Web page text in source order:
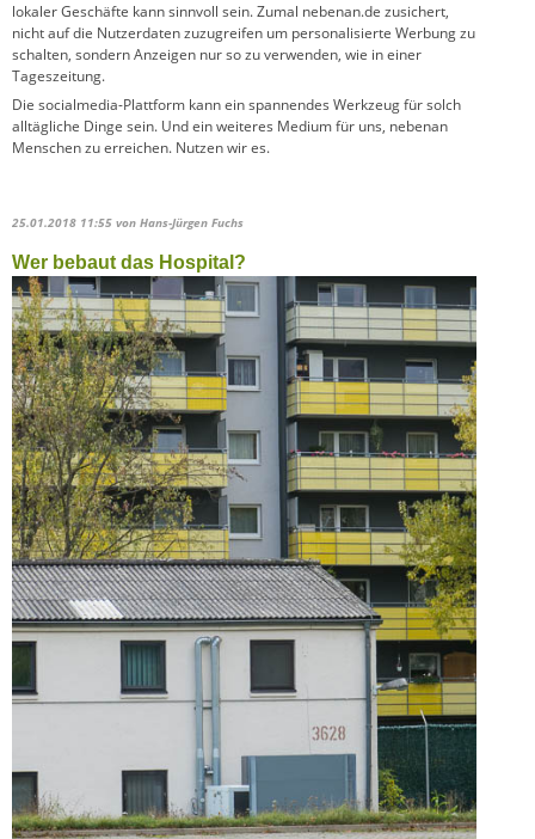
lokaler Geschäfte kann sinnvoll sein. Zumal nebenan.de zusichert,
nicht auf die Nutzerdaten zuzugreifen um personalisierte Werbung zu
schalten, sondern Anzeigen nur so zu verwenden, wie in einer
Tageszeitung.
Die socialmedia-Plattform kann ein spannendes Werkzeug für solch
alltägliche Dinge sein. Und ein weiteres Medium für uns, nebenan
Menschen zu erreichen. Nutzen wir es.
25.01.2018 11:55 von Hans-Jürgen Fuchs
Wer bebaut das Hospital?